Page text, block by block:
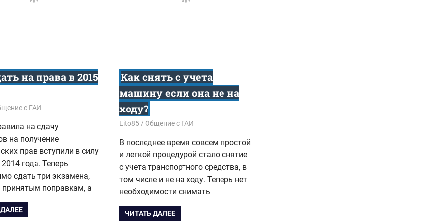
на права в 2015
с ГАИ
на сдачу
на получение
прав вступили в силу
года. Теперь
сдать три экзамена,
принятым поправкам, а
Как снять с учета
машину если она не на
ходу?
18.02.2015
Lito85 Общение с ГАИ
В последнее время совсем простой
и легкой процедурой стало снятие
с учета транспортного средства, в
том числе и не на ходу. Теперь нет
необходимости снимать
ЧИТАТЬ ДАЛЕЕ